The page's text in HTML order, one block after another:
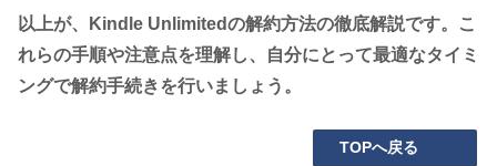
以上が、Kindle Unlimitedの解約方法の徹底解説です。こ
れらの手順や注意点を理解し、自分にとって最適なタイミ
ングで解約手続きを行いましょう。
TOPへ戻る